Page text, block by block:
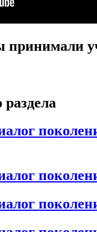
принимали
раздела